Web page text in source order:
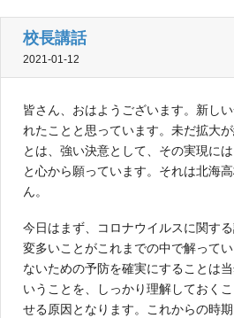
校長講話
2021-01-12
皆さん、おはようございます。新し
れたことと思っています。未だ拡大
とは、強い決意として、その実現に
と心から願っています。それは北海
ん。
今日はまず、コロナウイルスに関す
変多いことがこれまでの中で解って
ないための予防を確実にすることは
いうことを、しっかり理解しておく
せる原因となります。これからの時